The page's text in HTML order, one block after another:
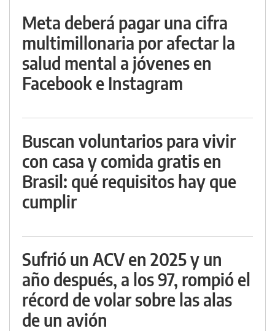
Meta deberá pagar una cifra
multimillonaria por afectar la
salud mental a jóvenes en
Facebook e Instagram
Buscan voluntarios para vivir
con casa y comida gratis en
Brasil: qué requisitos hay que
cumplir
Sufrió un ACV en 2025 y un
año después, a los 97, rompió el
récord de volar sobre las alas
de un avión